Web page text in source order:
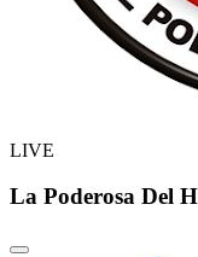
LIVE
La Poderosa Del